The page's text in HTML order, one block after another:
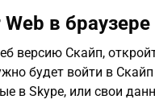
в браузере
версию Скайп,
будет войти в
в Skype, или свои